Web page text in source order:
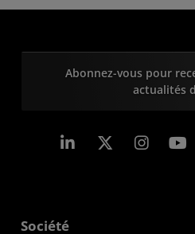
Abonnez-vous pour
actualités
LinkedIn
Société